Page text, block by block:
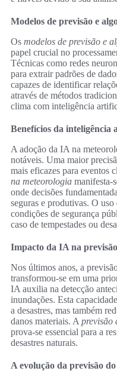
Modelos de previsão e
Os modelos de previsão e
papel crucial no
Técnicas como redes
para extrair padrões de
capazes de identificar
através de métodos
clima com inteligência
Benefícios da inteligência
A adoção da IA na
notáveis. Uma maior
mais eficazes para eventos
na meteorologia manifesta-
onde decisões
seguras e produtivas. O
condições de segurança
caso de tempestades ou
Impacto da IA na
Nos últimos anos, a
transformou-se em uma
IA auxilia na detecção
inundações. Esta
a desastres, mas também
danos materiais. A previsão
prova-se essencial para a
desastres naturais.
A evolução da previsão